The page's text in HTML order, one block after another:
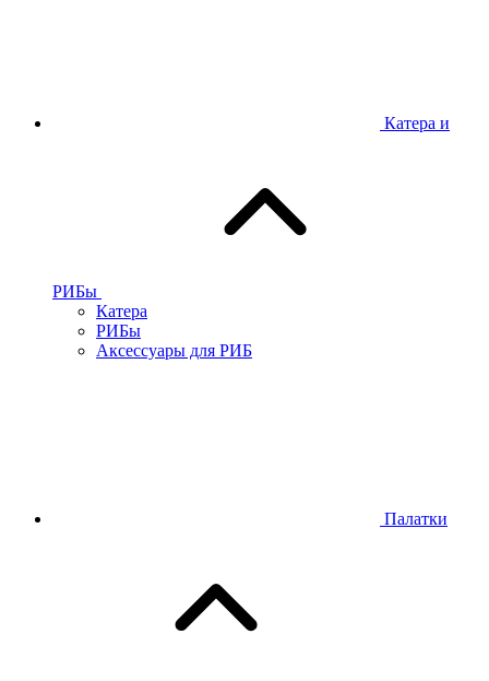
Катера и
РИБы
Катера
РИБы
Аксессуары для РИБ
Палатки